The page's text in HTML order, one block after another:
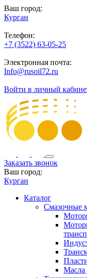
Ваш город:
Курган
Телефон:
+7 (3522) 63-05-25
Электронная почта:
Info@rusoil72.ru
Войти в личный
Заказать звонок
Ваш город:
Курган
Каталог
Смазочные
Масла